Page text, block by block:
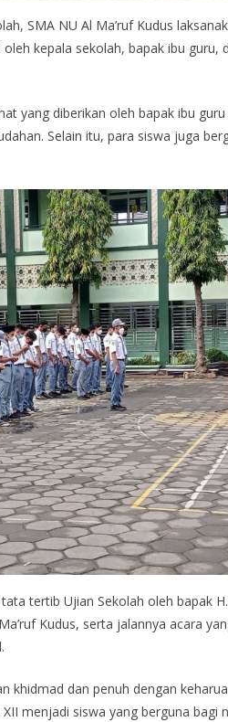
SMA NU Al Ma’ruf Kudus
kepala sekolah, bapak ibu guru,
yang diberikan oleh bapak ibu
Selain itu, para siswa juga
tertib Ujian Sekolah oleh bapak
Kudus, serta jalannya acara
khidmad dan penuh dengan
menjadi siswa yang berguna bagi